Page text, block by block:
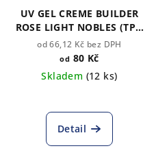
UV GEL CREME BUILDER
ROSE LIGHT NOBLES (TPO
free)
od 66,12 Kč bez DPH
od 80 Kč
Skladem (12 ks)
Detail